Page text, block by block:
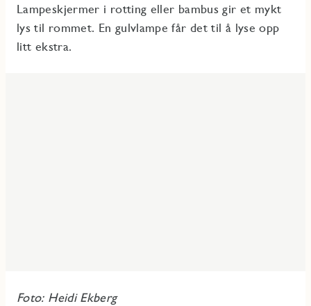
Lampeskjermer i rotting eller bambus gir et mykt
lys til rommet. En gulvlampe får det til å lyse opp
litt ekstra.
Foto: Heidi Ekberg